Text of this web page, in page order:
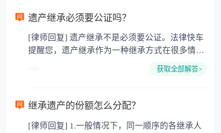
要缴纳公证费，具体如下： 1. 公证费：按房
3. 印花税：按房屋评估价的0.05%缴纳 4. 土
地增值税：按房价1%缴纳 5. 房屋产权登记费：
遗产继承必须要公证吗？
[律师回复] 遗产继承不是必须要公证。法律快车
提醒您，遗产继承作为一种继承方式在很多情况
下都是不需要公证的，当然，如果需要公正的也
以防对财产继承发生纠纷，可以对遗产继承进行
公证。
获取全部解答>
继承遗产的份额怎么分配？
[律师回复] 1.一般情况下，同一顺序的各继承人